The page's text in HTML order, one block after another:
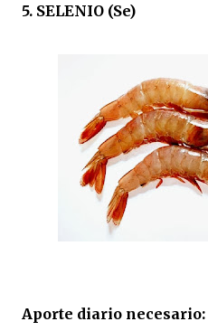
5. SELENIO (Se)
Aporte diario necesario: